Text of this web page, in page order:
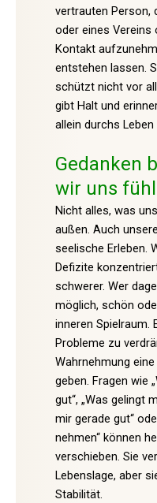
vertrauten Person,
oder eines Vereins
Kontakt
entstehen lassen.
schützt nicht vor
gibt Halt und
allein durchs Leben
Gedanken
wir uns
Nicht alles, was
außen. Auch
seelische Erleben.
Defizite
schwerer. Wer
möglich, schön
inneren Spielraum.
Probleme zu
Wahrnehmung
geben. Fragen wie
gut“, „Was gelingt
mir gerade gut“
nehmen“ können
verschieben. Sie
Lebenslage, aber
Stabilität.